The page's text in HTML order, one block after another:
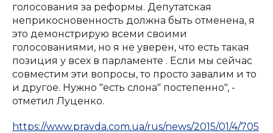
голосования за реформы. Депутатская
неприкосновенность должна быть отменена, я
это демонстрирую всеми своими
голосованиями, но я не уверен, что есть такая
позиция у всех в парламенте . Если мы сейчас
совместим эти вопросы, то просто завалим и то
и другое. Нужно "есть слона" постепенно", -
отметил Луценко.
https://www.pravda.com.ua/rus/news/2015/01/4/705